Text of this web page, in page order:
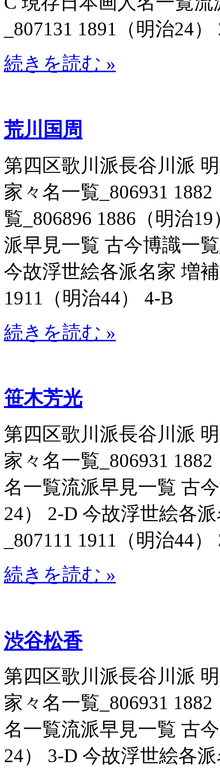
_807131 1891（明治24）
続きを読む »
荒川国周
第四区歌川派長谷川派
家々名一覧_806931
覧_806896 1886（明治
派早見一覧 古今博識一
今故浮世絵各派名家 増
1911（明治44） 4-B
続きを読む »
笹木芳光
第四区歌川派長谷川派
家々名一覧_806931
名一覧流派早見一覧 古
24） 2-D 今故浮世絵各
_807111 1911（明治44）
続きを読む »
渋谷松香
第四区歌川派長谷川派
家々名一覧_806931
名一覧流派早見一覧 古
24） 3-D 今故浮世絵各